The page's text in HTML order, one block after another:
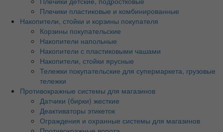
Плечики пластиковые и комбинированные
Накопители, стойки и корзины покупателя
Корзины покупательские
Накопители напольные
Накопители с пластиковыми чашами
Накопители, стойки ярусные
Тележки покупательские для супермаркета, грузовые
тележки
Противокражные системы для магазинов
Датчики (бирки) жесткие
Деактиваторы этикеток
Ограждения и охранные системы для магазинов